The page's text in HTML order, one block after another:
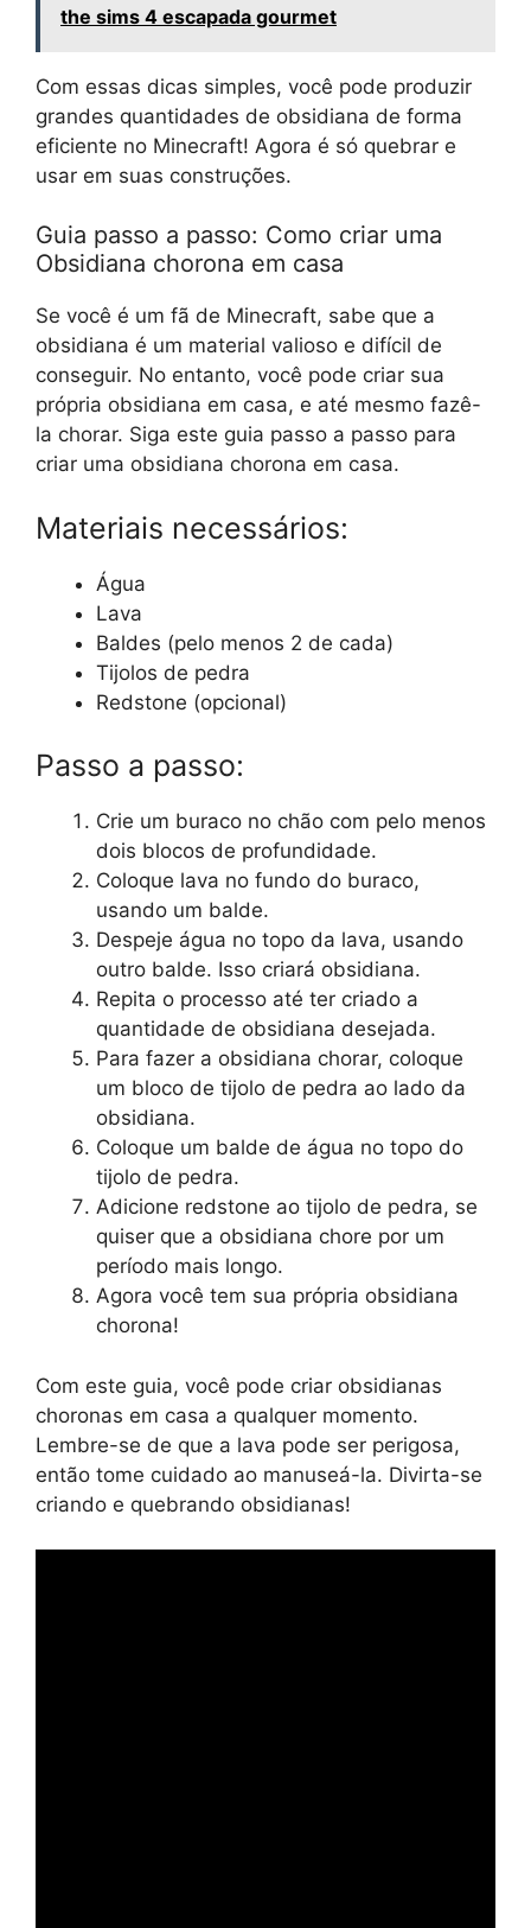
the sims 4 escapada gourmet
Com essas dicas simples, você pode produzir
grandes quantidades de obsidiana de forma
eficiente no Minecraft! Agora é só quebrar e
usar em suas construções.
Guia passo a passo: Como criar uma
Obsidiana chorona em casa
Se você é um fã de Minecraft, sabe que a
obsidiana é um material valioso e difícil de
conseguir. No entanto, você pode criar sua
própria obsidiana em casa, e até mesmo fazê-
la chorar. Siga este guia passo a passo para
criar uma obsidiana chorona em casa.
Materiais necessários:
Água
Lava
Baldes (pelo menos 2 de cada)
Tijolos de pedra
Redstone (opcional)
Passo a passo:
Crie um buraco no chão com pelo menos
dois blocos de profundidade.
Coloque lava no fundo do buraco,
usando um balde.
Despeje água no topo da lava, usando
outro balde. Isso criará obsidiana.
Repita o processo até ter criado a
quantidade de obsidiana desejada.
Para fazer a obsidiana chorar, coloque
um bloco de tijolo de pedra ao lado da
obsidiana.
Coloque um balde de água no topo do
tijolo de pedra.
Adicione redstone ao tijolo de pedra, se
quiser que a obsidiana chore por um
período mais longo.
Agora você tem sua própria obsidiana
chorona!
Com este guia, você pode criar obsidianas
choronas em casa a qualquer momento.
Lembre-se de que a lava pode ser perigosa,
então tome cuidado ao manuseá-la. Divirta-se
criando e quebrando obsidianas!